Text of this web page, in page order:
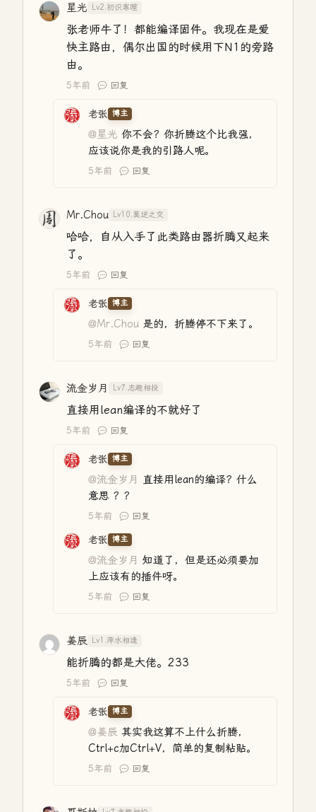
星光 Lv2.初识寒暄
张老师牛了！都能编译固件。我现在是爱
快主路由，偶尔出国的时候用下N1的旁路
由。
5年前 回复
老张 博主
@星光 你不会？你折腾这个比我强，
应该说你是我的引路人呢。
5年前 回复
Mr.Chou Lv10.莫逆之交
哈哈，自从入手了此类路由器折腾又起来
了。
5年前 回复
老张 博主
@Mr.Chou 是的，折腾停不下来了。
5年前 回复
流金岁月 Lv7.志趣相投
直接用lean编译的不就好了
5年前 回复
老张 博主
@流金岁月
直接用lean的编译？什么
意思 ？？
5年前 回复
老张 博主
@流金岁月 知道了，但是还必须要加
上应该有的插件呀。
5年前 回复
姜辰 Lv1.萍水相逢
能折腾的都是大佬。233
5年前 回复
老张 博主
@姜辰 其实我这算不上什么折腾，
Ctrl+c加Ctrl+V，简单的复制粘贴。
5年前 回复